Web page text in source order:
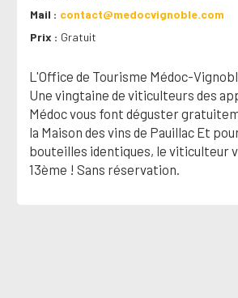
Mail
contact@medocvignoble.com
Prix
Gratuit
L'Office de Tourisme Médoc-
Une vingtaine de viticulteurs des
Médoc vous font déguster
la Maison des vins de Pauillac Et
bouteilles identiques, le viticulteur
13ème ! Sans réservation.